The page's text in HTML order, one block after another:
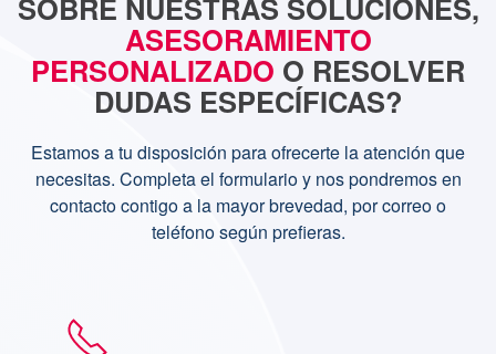
SOBRE NUESTRAS SOLUCIONES,
ASESORAMIENTO
PERSONALIZADO O RESOLVER
DUDAS ESPECÍFICAS?
Estamos a tu disposición para ofrecerte la atención que
necesitas. Completa el formulario y nos pondremos en
contacto contigo a la mayor brevedad, por correo o
teléfono según prefieras.